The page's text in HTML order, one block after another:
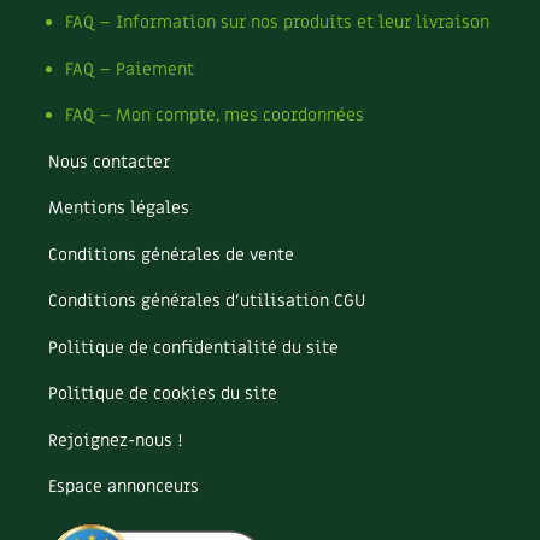
Carnets de saison
Actualités
Vidéos et podcasts
Conseils vidéo des 4 saisons
La vie secrète du jardin
Secrets d'abonné
Astuces de jardinier
L'autonomie au jardin en 12 leçons
Tous au jardin ! | RCF
FAQ – Information sur nos produits et leur livraison
FAQ – Paiement
FAQ – Mon compte, mes coordonnées
Nous contacter
Mentions légales
Conditions générales de vente
Conditions générales d’utilisation CGU
Politique de confidentialité du site
Politique de cookies du site
Rejoignez-nous !
Espace annonceurs